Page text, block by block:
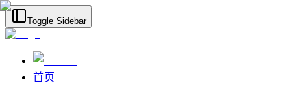
Toggle Sidebar
首页